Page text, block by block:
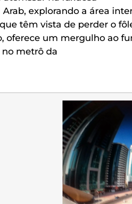
explorando a área
têm vista de perder o
oferece um mergulho ao
no metrô da